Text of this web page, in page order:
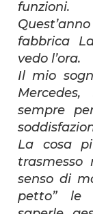
funzioni.
fabbrica
vedo l’ora.
Il mio
sempre
La cosa
trasmesso
senso di
petto” le